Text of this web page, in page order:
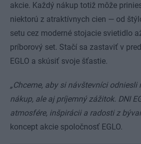
akcie. Každý nákup totiž môže
niektorú z atraktívnych cien — od
setu cez moderné stojacie svietidlo
príborový set. Stačí sa zastaviť v
EGLO a skúsiť svoje šťastie.
„Chceme, aby si návštevníci odniesli
nákup, ale aj príjemný zážitok. DNI
atmosfére, inšpirácii a radosti z
koncept akcie spoločnosť EGLO.